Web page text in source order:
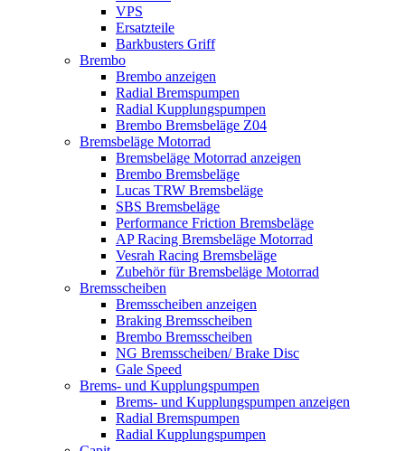
VPS
Ersatzteile
Barkbusters Griff
Brembo
Brembo anzeigen
Radial Bremspumpen
Radial Kupplungspumpen
Brembo Bremsbeläge Z04
Bremsbeläge Motorrad
Bremsbeläge Motorrad anzeigen
Brembo Bremsbeläge
Lucas TRW Bremsbeläge
SBS Bremsbeläge
Performance Friction Bremsbeläge
AP Racing Bremsbeläge Motorrad
Vesrah Racing Bremsbeläge
Zubehör für Bremsbeläge Motorrad
Bremsscheiben
Bremsscheiben anzeigen
Braking Bremsscheiben
Brembo Bremsscheiben
NG Bremsscheiben/ Brake Disc
Gale Speed
Brems- und Kupplungspumpen
Brems- und Kupplungspumpen anzeigen
Radial Bremspumpen
Radial Kupplungspumpen